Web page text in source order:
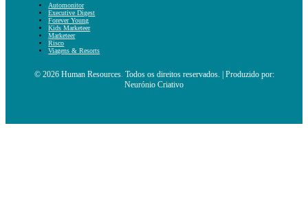
Automonitor
Executive Digest
Forever Young
Kids Marketeer
Marketeer
Risco
Viagens & Resorts
© 2026 Human Resources. Todos os direitos reservados. | Produzido por:
Neurónio Criativo